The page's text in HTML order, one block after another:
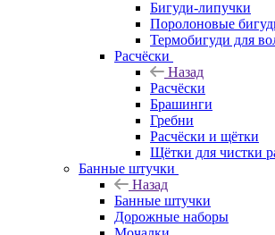
Бигуди-липучки
Поролоновые
Термобигуди для
Расчёски
Назад
Расчёски
Брашинги
Гребни
Расчёски и щётки
Щётки для чистки
Банные штучки
Назад
Банные штучки
Дорожные наборы